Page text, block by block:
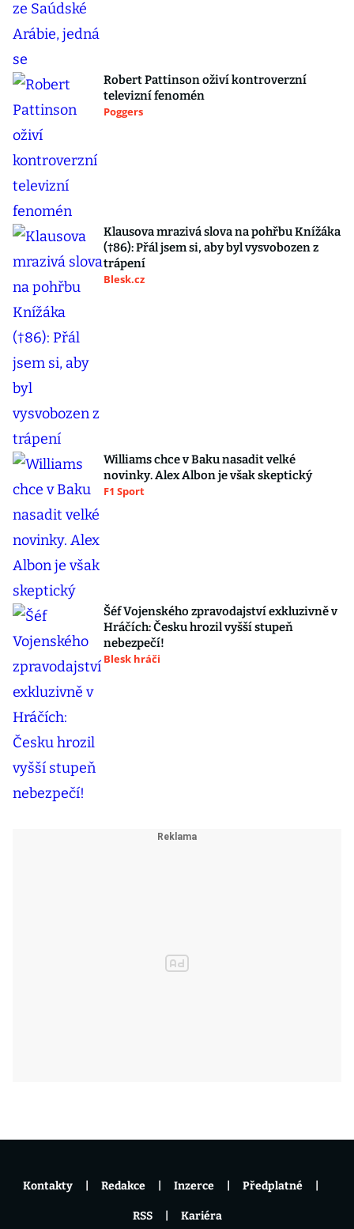
Robert Pattinson oživí kontroverzní
televizní fenomén
Poggers
Klausova mrazivá slova na pohřbu Knížáka
(†86): Přál jsem si, aby byl vysvobozen z
trápení
Blesk.cz
Williams chce v Baku nasadit velké
novinky. Alex Albon je však skeptický
F1 Sport
Šéf Vojenského zpravodajství exkluzivně v
Hráčích: Česku hrozil vyšší stupeň
nebezpečí!
Blesk hráči
Kontakty Redakce Inzerce Předplatné
RSS Kariéra